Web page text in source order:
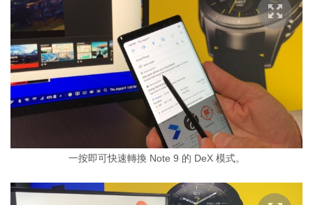
一按即可快速轉換 Note 9 的 DeX 模式。